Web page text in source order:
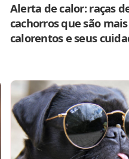
Alerta de calor: raças
cachorros que são mais
calorentos e seus